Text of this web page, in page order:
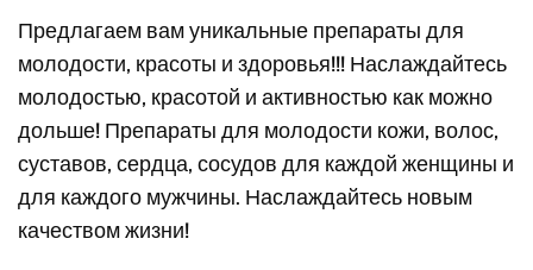
Предлагаем вам уникальные препараты для
молодости, красоты и здоровья!!! Наслаждайтесь
молодостью, красотой и активностью как можно
дольше! Препараты для молодости кожи, волос,
суставов, сердца, сосудов для каждой женщины и
для каждого мужчины. Наслаждайтесь новым
качеством жизни!